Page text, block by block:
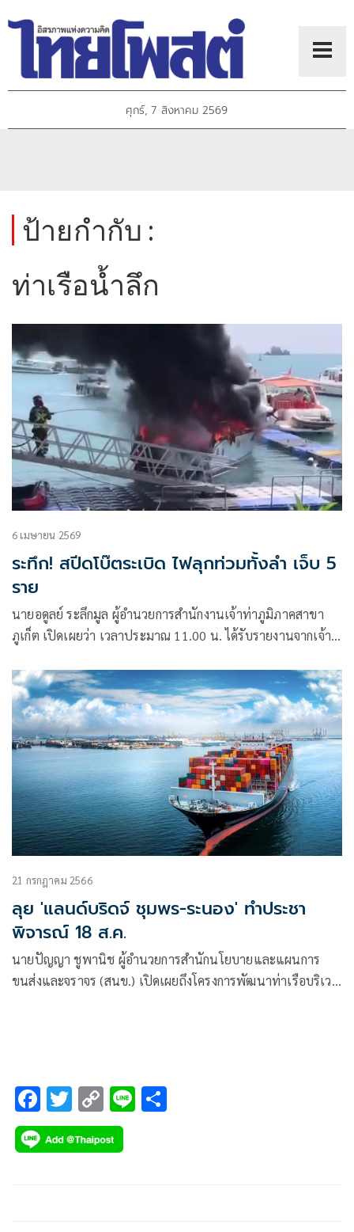
ศุกร์, 7 สิงหาคม 2569
ป้ายกำกับ :
ท่าเรือน้ำลึก
6 เมษายน 2569
ระทึก! สปีดโบ๊ตระเบิด ไฟลุกท่วมทั้งลำ เจ็บ 5
ราย
นายอดูลย์ ระลึกมูล ผู้อำนวยการสำนักงานเจ้าท่าภูมิภาคสาขา
ภูเก็ต เปิดเผยว่า เวลาประมาณ 11.00 น. ได้รับรายงานจากเจ้า
21 กรกฎาคม 2566
ลุย 'แลนด์บริดจ์ ชุมพร-ระนอง' ทำประชา
พิจารณ์ 18 ส.ค.
นายปัญญา ชูพานิช ผู้อำนวยการสำนักนโยบายและแผนการ
ขนส่งและจราจร (สนข.) เปิดเผยถึงโครงการพัฒนาท่าเรือบริเวณ
F
ac
e
T
wi
tt
C
o
p
Li